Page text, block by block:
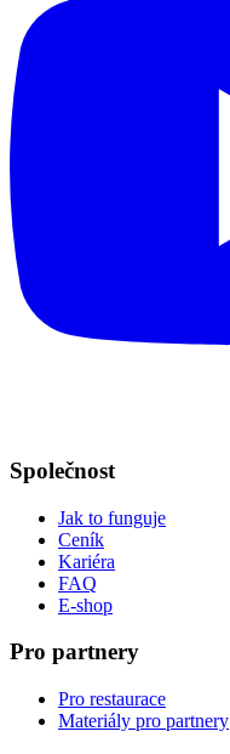
Společnost
Jak to funguje
Ceník
Kariéra
FAQ
E-shop
Pro partnery
Pro restaurace
Materiály pro partnery